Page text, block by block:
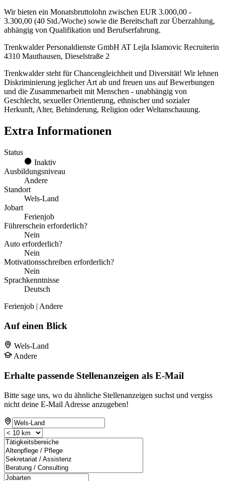
Wir bieten ein Monatsbruttolohn zwischen EUR 3.000,00 -
3.300,00 (40 Std./Woche) sowie die Bereitschaft zur Überzahlung,
abhängig von Qualifikation und Berufserfahrung.
Trenkwalder Personaldienste GmbH AT Lejla Islamovic Recruiterin
4310 Mauthausen, Dieselstraße 2
Trenkwalder steht für Chancengleichheit und Diversität! Wir lehnen
Diskriminierung jeglicher Art ab und freuen uns auf Bewerbungen
und die Zusammenarbeit mit Menschen - unabhängig von
Geschlecht, sexueller Orientierung, ethnischer und sozialer
Herkunft, Alter, Behinderung, Religion oder Weltanschauung.
Extra Informationen
Status
Inaktiv
Ausbildungsniveau
Andere
Standort
Wels-Land
Jobart
Ferienjob
Führerschein erforderlich?
Nein
Auto erforderlich?
Nein
Motivationsschreiben erforderlich?
Nein
Sprachkenntnisse
Deutsch
Ferienjob | Andere
Auf einen Blick
Wels-Land
Andere
Erhalte passende Stellenanzeigen als E-Mail
Bitte sage uns, wo du ähnliche Stellenanzeigen suchst und vergiss
nicht deine E-Mail Adresse anzugeben!